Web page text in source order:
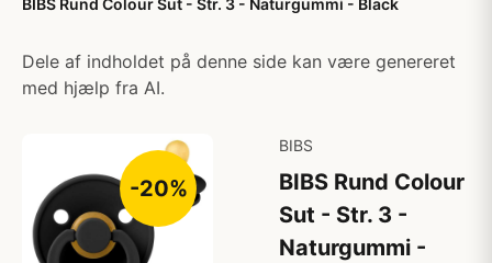
BIBS Rund Colour Sut - Str. 3 - Naturgummi - Black
Dele af indholdet på denne side kan være genereret
med hjælp fra AI.
-20%
BIBS
BIBS Rund Colour
Sut - Str. 3 -
Naturgummi -